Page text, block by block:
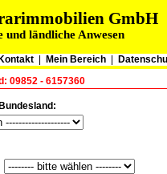
GmbH
ländliche Anwesen
Mein Bereich
09852 - 6157360